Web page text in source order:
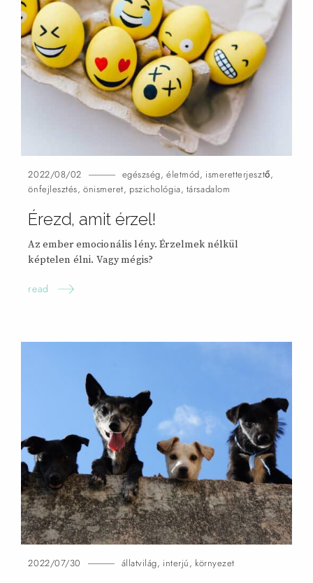
2022/08/02 egészség,életmód, ismeretterjesztő,
önfejlesztés,önismeret, pszichológia, társadalom
Érezd, amit érzel!
Az ember emocionális lény. Érzelmek nélkül
képtelen élni. Vagymégis?
read
2022/07/30 állatvilág, interjú, környezet